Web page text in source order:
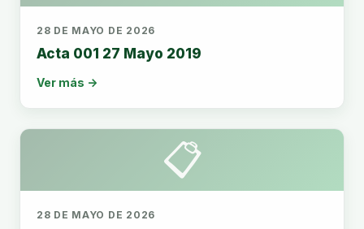
28 DE MAYO DE 2026
Acta 001 27 Mayo 2019
Ver más →
📋
28 DE MAYO DE 2026